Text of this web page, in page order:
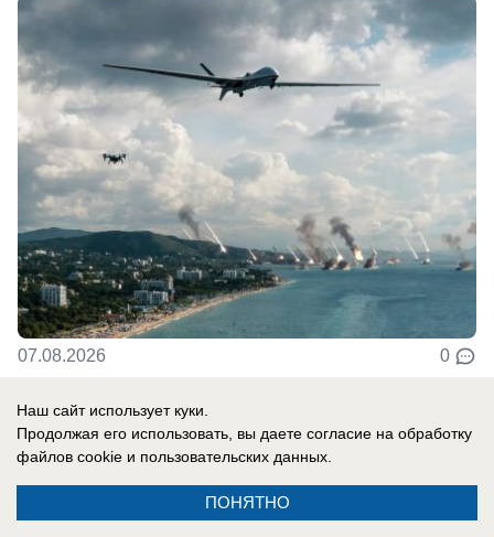
07.08.2026 0
В России
СВО новости: украинцы платят за
«похищения» с учений, Трамп отказал
Украине в ракетах Patriot, боевики ВСУ
Наш сайт использует куки.
Продолжая его использовать, вы даете согласие на обработку
файлов cookie и пользовательских данных.
ПОНЯТНО